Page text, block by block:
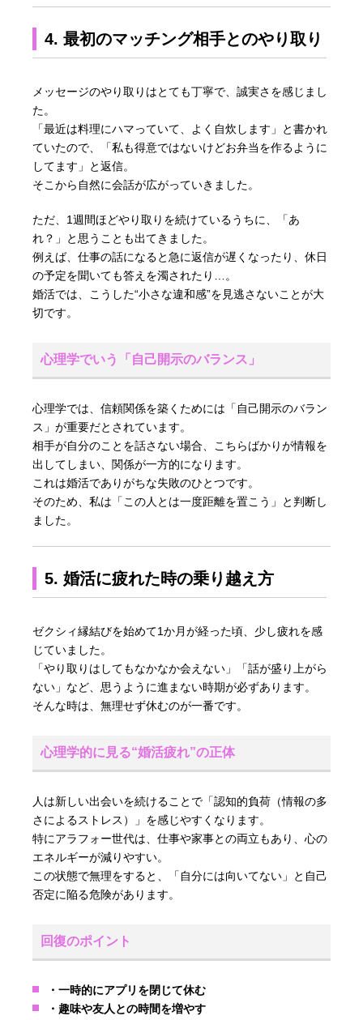
4. 最初のマッチング相手とのやり取り
メッセージのやり取りはとても丁寧で、誠実さを感じまし
た。
「最近は料理にハマっていて、よく自炊します」と書かれ
ていたので、「私も得意ではないけどお弁当を作るように
してます」と返信。
そこから自然に会話が広がっていきました。
ただ、1週間ほどやり取りを続けているうちに、「あ
れ？」と思うことも出てきました。
例えば、仕事の話になると急に返信が遅くなったり、休日
の予定を聞いても答えを濁されたり…。
婚活では、こうした“小さな違和感”を見逃さないことが大
切です。
心理学でいう「自己開示のバランス」
心理学では、信頼関係を築くためには「自己開示のバラン
ス」が重要だとされています。
相手が自分のことを話さない場合、こちらばかりが情報を
出してしまい、関係が一方的になります。
これは婚活でありがちな失敗のひとつです。
そのため、私は「この人とは一度距離を置こう」と判断し
ました。
5. 婚活に疲れた時の乗り越え方
ゼクシィ縁結びを始めて1か月が経った頃、少し疲れを感
じていました。
「やり取りはしてもなかなか会えない」「話が盛り上がら
ない」など、思うように進まない時期が必ずあります。
そんな時は、無理せず休むのが一番です。
心理学的に見る“婚活疲れ”の正体
人は新しい出会いを続けることで「認知的負荷（情報の多
さによるストレス）」を感じやすくなります。
特にアラフォー世代は、仕事や家事との両立もあり、心の
エネルギーが減りやすい。
この状態で無理をすると、「自分には向いてない」と自己
否定に陥る危険があります。
回復のポイント
・一時的にアプリを閉じて休む
・趣味や友人との時間を増やす